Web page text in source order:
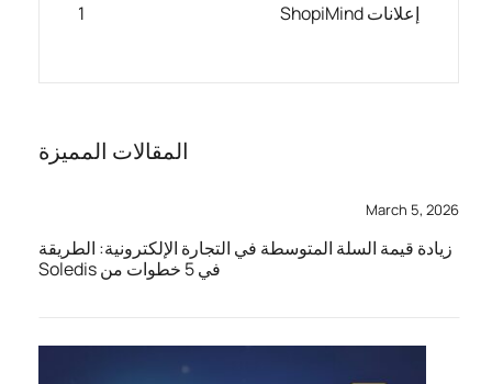
إعلانات ShopiMind 1
المقالات المميزة
March 5, 2026
زيادة قيمة السلة المتوسطة في التجارة الإلكترونية: الطريقة
في 5 خطوات من Soledis